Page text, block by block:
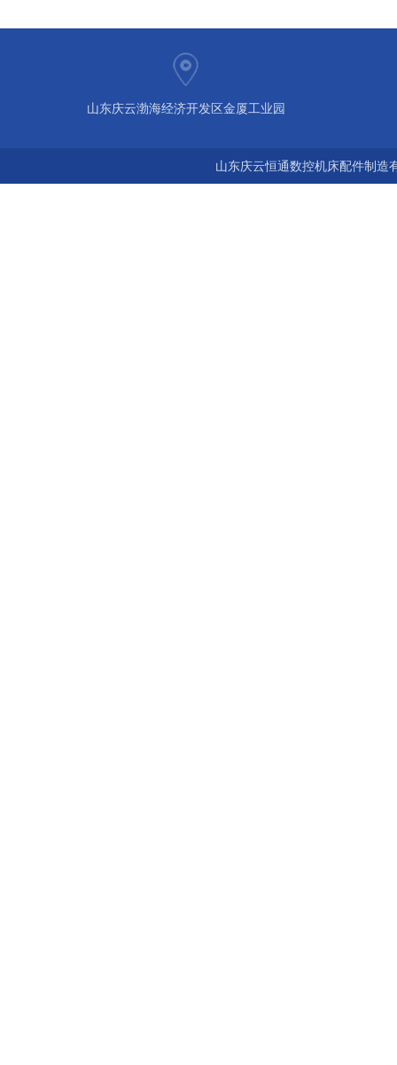
山东庆云渤海经济开发区金厦工业园
山东庆云恒通数控机床配件制